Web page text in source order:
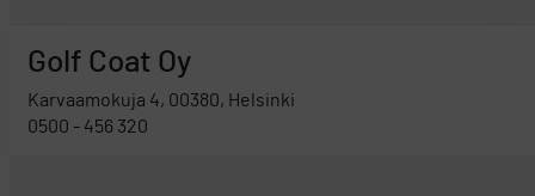
Golf Coat Oy
Karvaamokuja 4, 00380, Helsinki
0500 - 456 320